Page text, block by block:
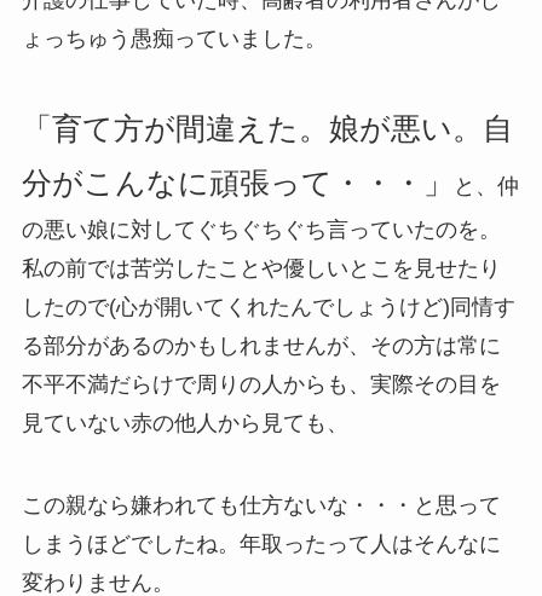
ょっちゅう愚痴っていました。
「育て方が間違えた。娘が悪い。自
分がこんなに頑張って・・・」
と、仲
の悪い娘に対してぐちぐちぐち言っていたのを。
私の前では苦労したことや優しいとこを見せたり
したので(心が開いてくれたんでしょうけど)同情す
る部分があるのかもしれませんが、その方は常に
不平不満だらけで周りの人からも、実際その目を
見ていない赤の他人から見ても、
この親なら嫌われても仕方ないな・・・と思って
しまうほどでしたね。年取ったって人はそんなに
変わりません。